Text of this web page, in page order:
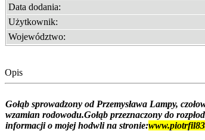
Data dodania:
Użytkownik:
Województwo:
Opis
Gołąb sprowadzony od Przemysława Lampy,
wzamian rodowodu.Gołąb przeznaczony do
informacji o mojej hodwli na stronie: